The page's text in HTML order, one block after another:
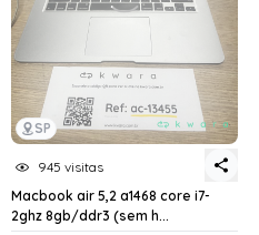
SP
945 visitas
Macbook air 5,2 a1468 core i7-
2ghz 8gb/ddr3 (sem h...